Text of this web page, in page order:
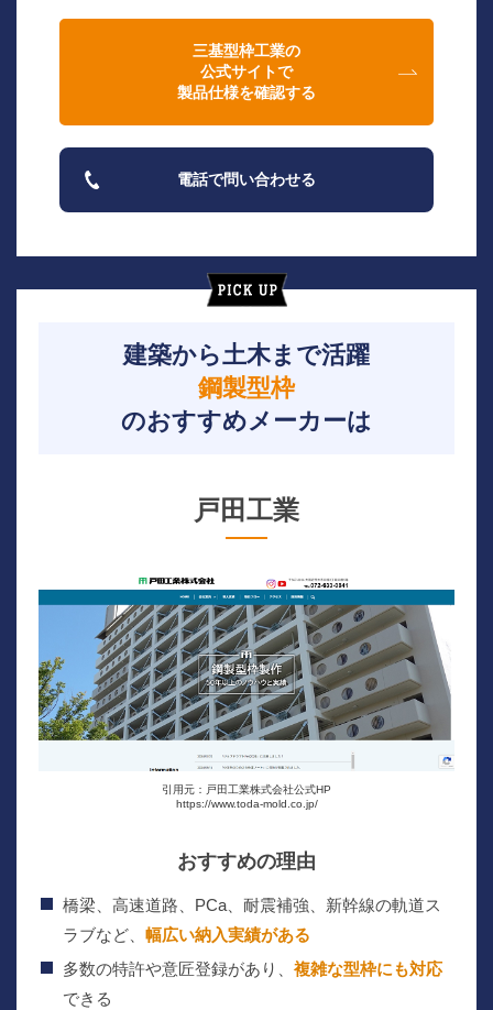
三基型枠工業の
公式サイトで
製品仕様を確認する
電話で問い合わせる
建築から土木まで活躍
鋼製型枠
のおすすめメーカーは
戸田工業
引用元：戸田工業株式会社公式HP
https://www.toda-mold.co.jp/
おすすめの理由
橋梁、高速道路、PCa、耐震補強、新幹線の軌道ス
ラブなど、 幅広い納入実績がある
多数の特許や意匠登録があり、 複雑な型枠にも対応
できる